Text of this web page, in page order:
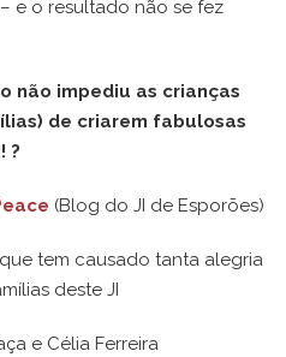
e o resultado não se fez
não impediu as crianças
de criarem fabulosas
?
(Blog do JI de Esporões)
tem causado tanta alegria
deste JI
e Célia Ferreira